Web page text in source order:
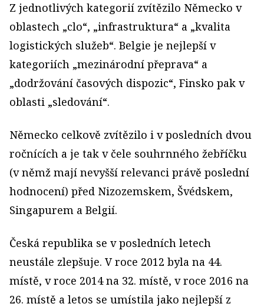
Z jednotlivých kategorií zvítězilo Německo v
oblastech „clo“, „infrastruktura“ a „kvalita
logistických služeb“. Belgie je nejlepší v
kategoriích „mezinárodní přeprava“ a
„dodržování časových dispozic“, Finsko pak v
oblasti „sledování“.
Německo celkově zvítězilo i v posledních dvou
ročnících a je tak v čele souhrnného žebříčku
(v němž mají nevyšší relevanci právě poslední
hodnocení) před Nizozemskem, Švédskem,
Singapurem a Belgií.
Česká republika se v posledních letech
neustále zlepšuje. V roce 2012 byla na 44.
místě, v roce 2014 na 32. místě, v roce 2016 na
26. místě a letos se umístila jako nejlepší z